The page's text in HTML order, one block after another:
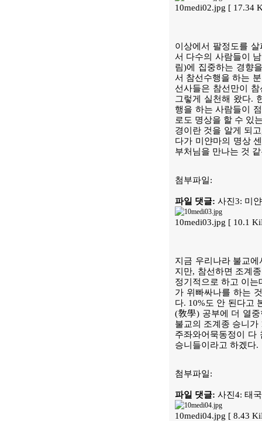
10medi02.jpg [ 17.34
이상에서 팔정도를
서 다수의 사람들이
림)에 집중하는 경향
서 참선수행을 하는
선사들은 참선만이
그렇게 실천해 왔다.
행을 하는 사람들이
로도 명상을 할 수 있
경이란 것을 알게 되
다가 미얀마의 명상
부처님을 만나는 것
첨부파일:
파일 댓글: 사진3: 미
10medi03.jpg [ 10.1
지금 우리나라 불교
지만, 참선하면 조계
정기적으로 하고 이
가 위빠싸나를 하는
다. 10%도 안 된다고
(敎學) 공부에 더 열
불교의 조계종 승니
주좌와어묵동정이 다
승니들이라고 하겠다.
첨부파일:
파일 댓글: 사진4: 태
10medi04.jpg [ 8.43